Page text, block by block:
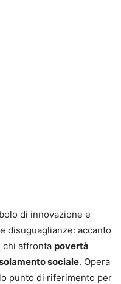
di innovazione e
disuguaglianze: accanto
chi affronta povertà
sociale. Opera
punto di riferimento per